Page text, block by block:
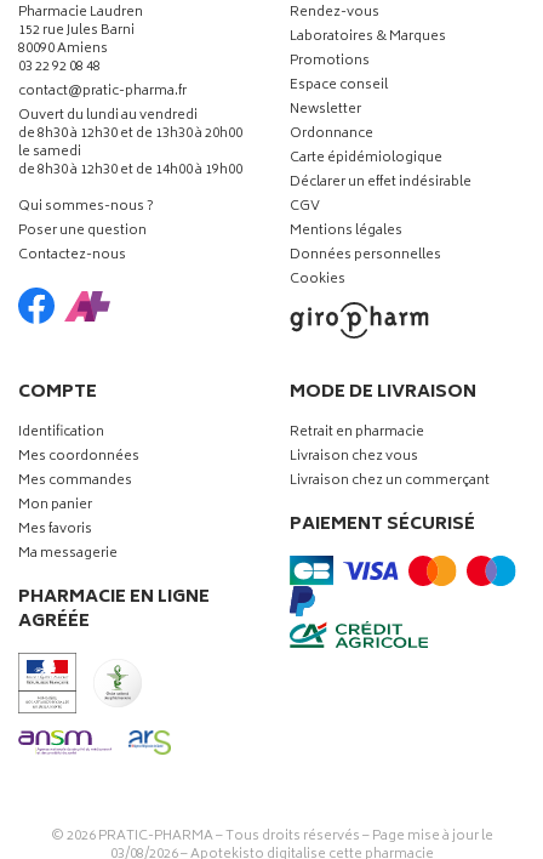
Pharmacie Laudren
152 rue Jules Barni
80090 Amiens
03 22 92 08 48
contact-
@-
pratic-pharma.fr
Ouvert du lundi au vendredi
de 8h30 à 12h30 et de 13h30 à 20h00
le samedi
de 8h30 à 12h30 et de 14h00 à 19h00
Qui sommes-nous ?
Poser une question
Contactez-nous
Rendez-vous
Laboratoires & Marques
Promotions
Espace conseil
Newsletter
Ordonnance
Carte épidémiologique
Déclarer un effet indésirable
CGV
Mentions légales
Données personnelles
Cookies
COMPTE
Identification
Mes coordonnées
Mes commandes
Mon panier
Mes favoris
Ma messagerie
PHARMACIE EN LIGNE
AGRÉÉE
MODE DE LIVRAISON
Retrait en pharmacie
Livraison chez vous
Livraison chez un commerçant
PAIEMENT SÉCURISÉ
© 2026PRATIC-PHARMA– Tous droits réservés – Page mise à jour le